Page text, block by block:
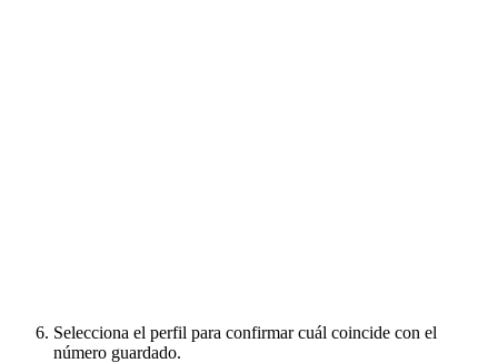
Selecciona el perfil para confirmar cuál coincide con el
número guardado.